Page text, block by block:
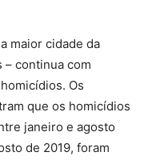
maior cidade da
– continua com
Os
que os homicídios
janeiro e agosto
de 2019, foram